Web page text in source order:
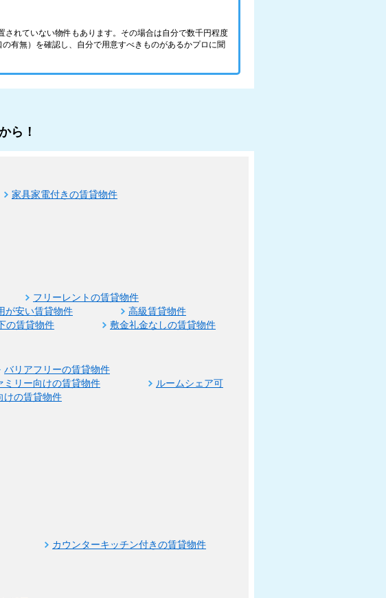
れていない物件もあります。その場合は自分で数千円程度
有無）を確認し、自分で用意すべきものがあるかプロに聞
ら！
家具家電付きの賃貸物件
フリーレントの賃貸物件
が安い賃貸物件
高級賃貸物件
の賃貸物件 敷金礼金なしの賃貸物件
バリアフリーの賃貸物件
ミリー向けの賃貸物件
ルームシェア可
けの賃貸物件
カウンターキッチン付きの賃貸物件